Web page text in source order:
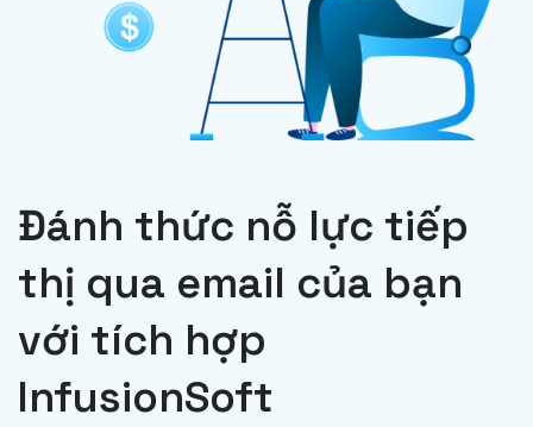
Đánh thức nỗ lực tiếp
thị qua email của bạn
với tích hợp
InfusionSoft